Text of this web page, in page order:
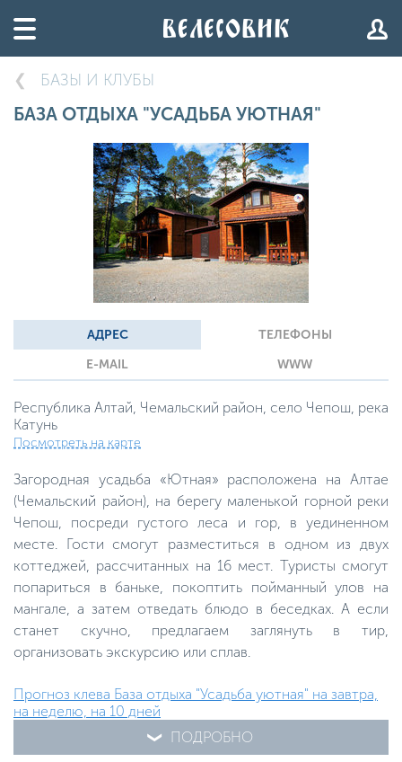
БАЗЫ И КЛУБЫ
БАЗА ОТДЫХА "УСАДЬБА УЮТНАЯ"
АДРЕС
ТЕЛЕФОНЫ
E-MAIL
WWW
Республика Алтай, Чемальский район, cело Чепош, река
Катунь
Посмотреть на карте
Загородная усадьба «Ютная» расположена на Алтае
(Чемальский район), на берегу маленькой горной реки
Чепош, посреди густого леса и гор, в уединенном
месте. Гости смогут разместиться в одном из двух
коттеджей, рассчитанных на 16 мест. Туристы смогут
попариться в баньке, покоптить пойманный улов на
мангале, а затем отведать блюдо в беседках. А если
станет скучно, предлагаем заглянуть в тир,
организовать экскурсию или сплав.
Прогноз клева База отдыха "Усадьба уютная" на завтра,
на неделю, на 10 дней
ПОДРОБНО